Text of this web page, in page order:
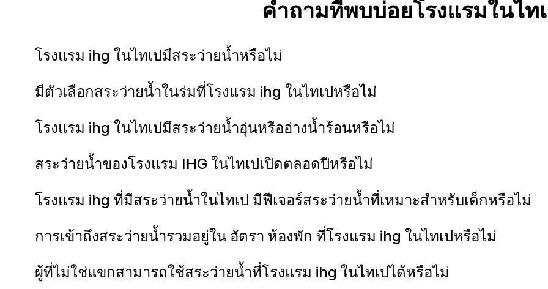
คำถามที่พบบ่อยโรงแรมในไท
โรงแรม ihg ในไทเปมีสระว่ายน้ำหรือไม่
มีตัวเลือกสระว่ายน้ำในร่มที่โรงแรม ihg ในไทเปหรือไม่
โรงแรม ihg ในไทเปมีสระว่ายน้ำอุ่นหรืออ่างน้ำร้อนหรือไม่
สระว่ายน้ำของโรงแรม IHG ในไทเปเปิดตลอดปีหรือไม่
โรงแรม ihg ที่มีสระว่ายน้ำในไทเป มีฟีเจอร์สระว่ายน้ำที่เหมาะสำหรับเด็กหรือไม่
การเข้าถึงสระว่ายน้ำรวมอยู่ใน อัตรา ห้องพัก ที่โรงแรม ihg ในไทเปหรือไม่
ผู้ที่ไม่ใช่แขกสามารถใช้สระว่ายน้ำที่โรงแรม ihg ในไทเปได้หรือไม่